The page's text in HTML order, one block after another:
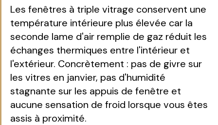
Les fenêtres à triple vitrage conservent une
température intérieure plus élevée car la
seconde lame d'air remplie de gaz réduit les
échanges thermiques entre l'intérieur et
l'extérieur. Concrètement : pas de givre sur
les vitres en janvier, pas d'humidité
stagnante sur les appuis de fenêtre et
aucune sensation de froid lorsque vous êtes
assis à proximité.